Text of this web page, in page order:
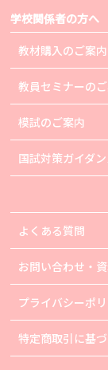
学校関係者の方へ
教材購入のご案内
教員セミナーの
模試のご案内
国試対策ガイダ
よくある質問
お問い合わせ・
プライバシーポ
特定商取引に基